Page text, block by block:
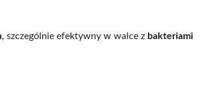
, szczególnie efektywny w walce z bakteriami